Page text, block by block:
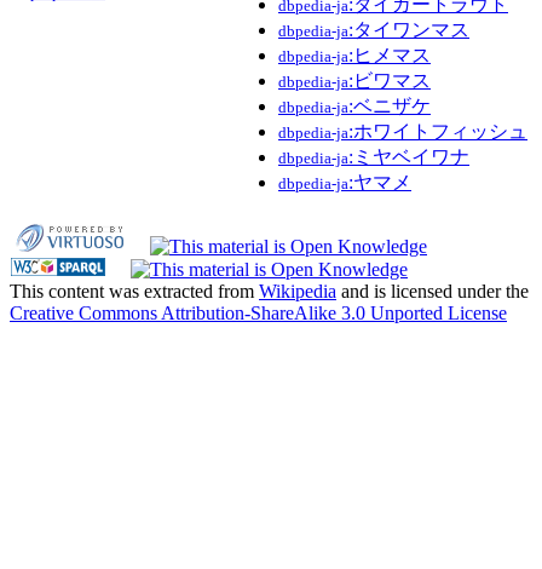
dbpedia-ja
dbpedia-ja:タイワンマス
dbpedia-ja:ヒメマス
dbpedia-ja:ビワマス
dbpedia-ja:ベニザケ
dbpedia-ja:ホワイトフィッシュ
dbpedia-ja:ミヤベイワナ
dbpedia-ja:ヤマメ
This content was extracted from Wikipedia and is licensed under the
Creative Commons Attribution-ShareAlike 3.0 Unported License